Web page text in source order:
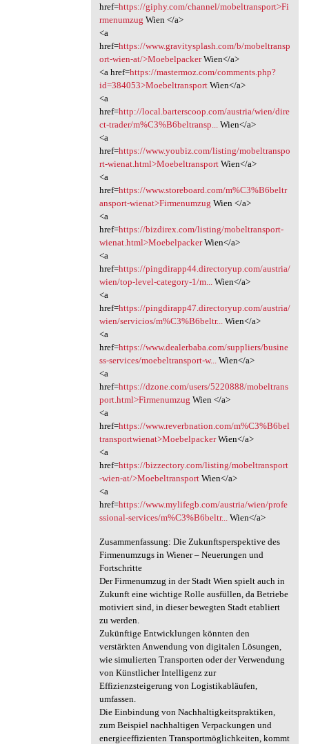
href=https://giphy.com/channel/mobeltransport>Fi
rmenumzug Wien </a>
<a
href=https://www.gravitysplash.com/b/mobeltransp
ort-wien-at/>MoebelpackerWien</a>
<a href=https://mastermoz.com/comments.php?
id=384053>MoebeltransportWien</a>
<a
href=http://local.barterscoop.com/austria/wien/dire
ct-trader/m%C3%B6beltransp...Wien</a>
<a
href=https://www.youbiz.com/listing/mobeltranspo
rt-wienat.html>MoebeltransportWien</a>
<a
href=https://www.storeboard.com/m%C3%B6beltr
ansport-wienat>Firmenumzug Wien </a>
<a
href=https://bizdirex.com/listing/mobeltransport-
wienat.html>MoebelpackerWien</a>
<a
href=https://pingdirapp44.directoryup.com/austria/
wien/top-level-category-1/m...Wien</a>
<a
href=https://pingdirapp47.directoryup.com/austria/
wien/servicios/m%C3%B6beltr...Wien</a>
<a
href=https://www.dealerbaba.com/suppliers/busine
ss-services/moebeltransport-w...Wien</a>
<a
href=https://dzone.com/users/5220888/mobeltrans
port.html>Firmenumzug Wien </a>
<a
href=https://www.reverbnation.com/m%C3%B6bel
transportwienat>MoebelpackerWien</a>
<a
href=https://bizzectory.com/listing/mobeltransport
-wien-at/>MoebeltransportWien</a>
<a
href=https://www.mylifegb.com/austria/wien/profe
ssional-services/m%C3%B6beltr...Wien</a>
Zusammenfassung: Die Zukunftsperspektive des
Firmenumzugs in Wiener – Neuerungen und
Fortschritte
Der Firmenumzug in der Stadt Wien spielt auch in
Zukunft eine wichtige Rolle ausfüllen, da Betriebe
motiviert sind, in dieser bewegten Stadt etabliert
zu werden.
Zukünftige Entwicklungen könnten den
verstärkten Anwendung von digitalen Lösungen,
wie simulierten Transporten oder der Verwendung
von Künstlicher Intelligenz zur
Effizienzsteigerung von Logistikabläufen,
umfassen.
Die Einbindung von Nachhaltigkeitspraktiken,
zum Beispiel nachhaltigen Verpackungen und
energieeffizienten Transportmöglichkeiten, kommt